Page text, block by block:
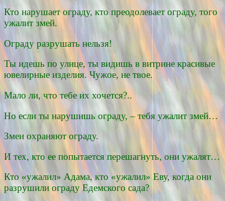
Кто нарушает ограду, кто преодолевает ограду, того
ужалит змей.
Ограду разрушать нельзя!
Ты идешь по улице, ты видишь в витрине красивые
ювелирные изделия. Чужое, не твое.
Мало ли, что тебе их хочется?..
Но если ты нарушишь ограду, – тебя ужалит змей…
Змеи охраняют ограду.
И тех, кто ее попытается перешагнуть, они ужалят…
Кто «ужалил» Адама, кто «ужалил» Еву, когда они
разрушили ограду Едемского сада?